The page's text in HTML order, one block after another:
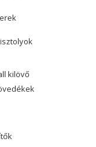
kilövő